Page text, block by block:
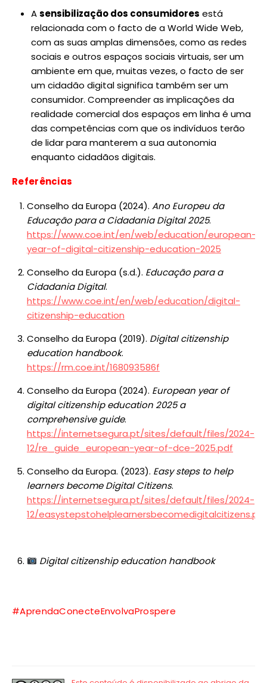
Asensibilização dos consumidores está
relacionada com o facto de a World Wide Web,
com as suas amplas dimensões, como as redes
sociais e outros espaços sociais virtuais, ser um
ambiente em que, muitas vezes, o facto de ser
um cidadão digital significa também ser um
consumidor. Compreender as implicações da
realidade comercial dos espaços em linha é uma
das competências com que os indivíduos terão
de lidar para manterem a sua autonomia
enquanto cidadãos digitais.
Referências
Conselho da Europa (2024). Ano Europeu da
Educação para a Cidadania Digital 2025.
https://www.coe.int/en/web/education/european-
year-of-digital-citizenship-education-2025
Conselho da Europa (s.d.). Educação para a
Cidadania Digital.
https://www.coe.int/en/web/education/digital-
citizenship-education
Conselho da Europa (2019). Digital citizenship
education handbook.
https://rm.coe.int/168093586f
Conselho da Europa (2024). European year of
digital citizenship education 2025 a
comprehensive guide.
https://internetsegura.pt/sites/default/files/2024-
12/re_guide_european-year-of-dce-2025.pdf
Conselho da Europa. (2023). Easy steps to help
learners become Digital Citizens.
https://internetsegura.pt/sites/default/files/2024-
12/easystepstohelplearnersbecomedigitalcitizens.pdf
Digital citizenship education handbook
#AprendaConecteEnvolvaProspere